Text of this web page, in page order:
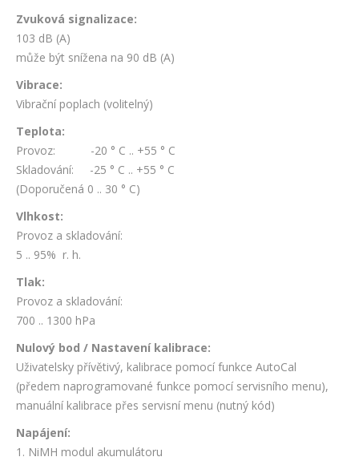
Zvuková signalizace:
103 dB (A)
může být snížena na 90 dB (A)
Vibrace:
Vibrační poplach (volitelný)
Teplota:
Provoz: -20 ° C .. +55 ° C
Skladování: -25 ° C .. +55 ° C
(Doporučená 0 .. 30 ° C)
Vlhkost:
Provoz a skladování:
5 .. 95% r. h.
Tlak:
Provoz a skladování:
700 .. 1300 hPa
Nulový bod / Nastavení kalibrace:
Uživatelsky přívětivý, kalibrace pomocí funkce AutoCal
(předem naprogramované funkce pomocí servisního menu),
manuální kalibrace přes servisní menu (nutný kód)
Napájení:
1. NiMH modul akumulátoru